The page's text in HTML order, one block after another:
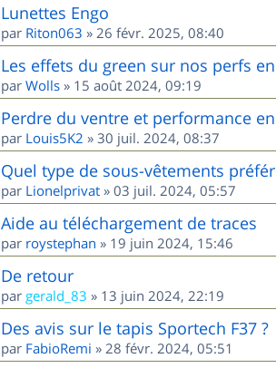
Lunettes Engo
par Riton063 » 26 févr. 2025, 08:40
Les effets du green sur nos perfs en
par Wolls » 15 août 2024, 09:19
Perdre du ventre et performance en
par Louis5K2 » 30 juil. 2024, 08:37
Quel type de sous-vêtements
par Lionelprivat » 03 juil. 2024, 05:57
Aide au téléchargement de traces
par roystephan » 19 juin 2024, 15:46
De retour
par gerald_83 » 13 juin 2024, 22:19
Des avis sur le tapis Sportech F37 ?
par FabioRemi » 28 févr. 2024, 05:51